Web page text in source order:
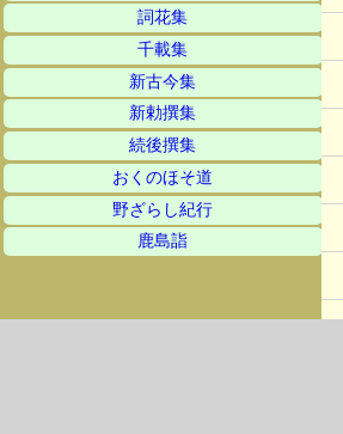
詞花集
千載集
新古今集
新勅撰集
続後撰集
おくのほそ道
野ざらし紀行
鹿島詣